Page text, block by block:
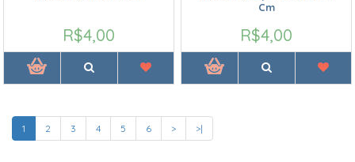
R$4,00
Cm
R$4,00
1 2 3 4 5 6 > >|